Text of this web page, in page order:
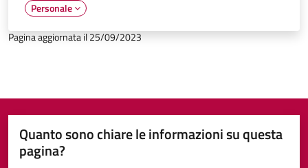
Personale
Pagina aggiornata il 25/09/2023
Quanto sono chiare le informazioni su questa
pagina?